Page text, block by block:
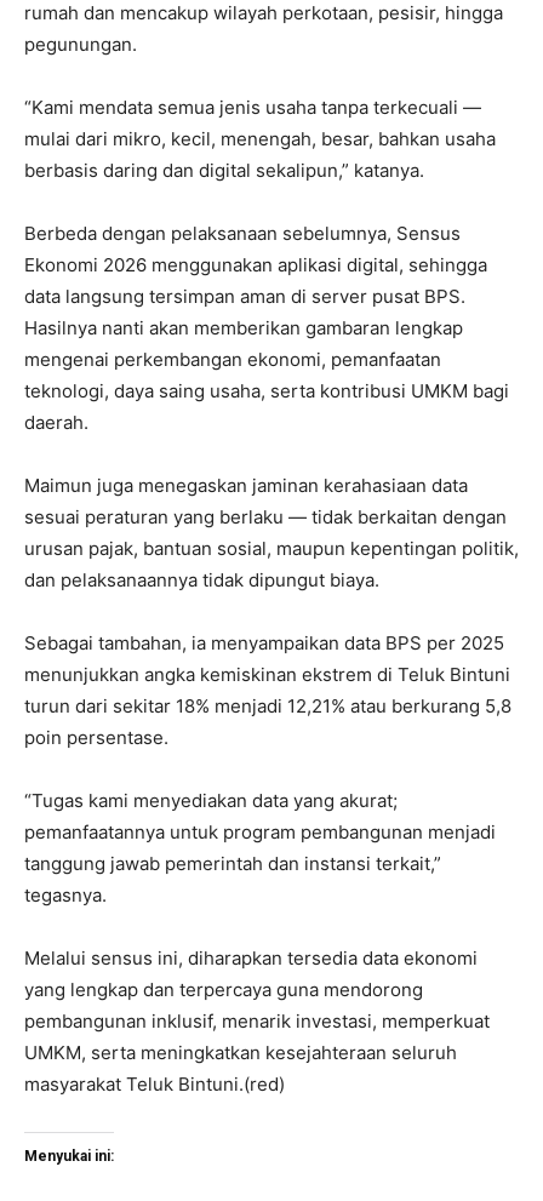
rumah dan mencakup wilayah perkotaan, pesisir, hingga
pegunungan.
“Kami mendata semua jenis usaha tanpa terkecuali —
mulai dari mikro, kecil, menengah, besar, bahkan usaha
berbasis daring dan digital sekalipun,” katanya.
Berbeda dengan pelaksanaan sebelumnya, Sensus
Ekonomi 2026 menggunakan aplikasi digital, sehingga
data langsung tersimpan aman di server pusat BPS.
Hasilnya nanti akan memberikan gambaran lengkap
mengenai perkembangan ekonomi, pemanfaatan
teknologi, daya saing usaha, serta kontribusi UMKM bagi
daerah.
Maimun juga menegaskan jaminan kerahasiaan data
sesuai peraturan yang berlaku — tidak berkaitan dengan
urusan pajak, bantuan sosial, maupun kepentingan politik,
dan pelaksanaannya tidak dipungut biaya.
Sebagai tambahan, ia menyampaikan data BPS per 2025
menunjukkan angka kemiskinan ekstrem di Teluk Bintuni
turun dari sekitar 18% menjadi 12,21% atau berkurang 5,8
poin persentase.
“Tugas kami menyediakan data yang akurat;
pemanfaatannya untuk program pembangunan menjadi
tanggung jawab pemerintah dan instansi terkait,”
tegasnya.
Melalui sensus ini, diharapkan tersedia data ekonomi
yang lengkap dan terpercaya guna mendorong
pembangunan inklusif, menarik investasi, memperkuat
UMKM, serta meningkatkan kesejahteraan seluruh
masyarakat Teluk Bintuni.(red)
Menyukai ini: